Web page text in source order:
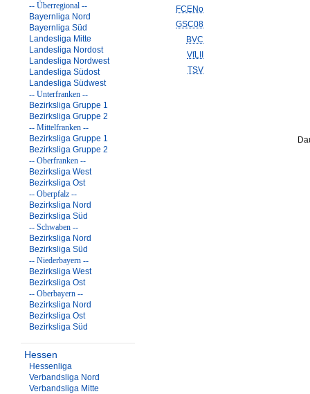
-- Überregional --
Bayernliga Nord
Bayernliga Süd
Landesliga Mitte
Landesliga Nordost
Landesliga Nordwest
Landesliga Südost
Landesliga Südwest
-- Unterfranken --
Bezirksliga Gruppe 1
Bezirksliga Gruppe 2
-- Mittelfranken --
Bezirksliga Gruppe 1
Bezirksliga Gruppe 2
-- Oberfranken --
Bezirksliga West
Bezirksliga Ost
-- Oberpfalz --
Bezirksliga Nord
Bezirksliga Süd
-- Schwaben --
Bezirksliga Nord
Bezirksliga Süd
-- Niederbayern --
Bezirksliga West
Bezirksliga Ost
-- Oberbayern --
Bezirksliga Nord
Bezirksliga Ost
Bezirksliga Süd
Hessen
Hessenliga
Verbandsliga Nord
Verbandsliga Mitte
FCENo
GSC08
BVC
VfLII
TSV